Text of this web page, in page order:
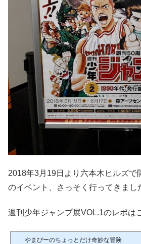
2018年3月19日より六本木ヒルズで
のイベント、さっそく行ってきまし
週刊少年ジャンプ展VOL.1のレポは
やまぴーのちょっとだけ奇妙な冒険